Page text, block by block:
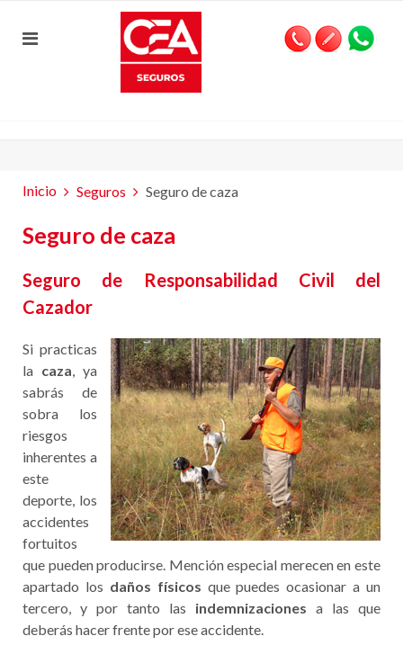
Inicio Seguros Seguro de caza
Seguro de caza
Seguro de Responsabilidad Civil del
Cazador
Si practicas
la caza, ya
sabrás de
sobra los
riesgos
inherentes a
este
deporte, los
accidentes
fortuitos
que pueden producirse. Mención especial merecen en este
apartado los daños físicos que puedes ocasionar a un
tercero, y por tanto las indemnizaciones a las que
deberás hacer frente por ese accidente.